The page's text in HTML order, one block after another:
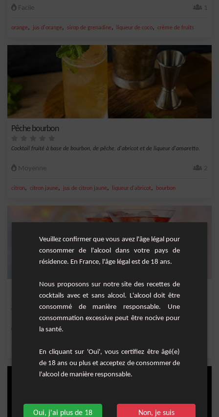
Facile 1
orange, jus d'orange, sirop de grenadine, liqueur de coco, crème de fruits
Pêche bourbon
Cocktail fruité à base de bourbon, de pêche, d'abricot et de liqueur d'amaretto.
Moyenne 2
citron, citron jaune, jus de citron jaune, liqueur d'abricot, bourbon
Porto Daisy
Cocktail fruité à basez de porto blanc, nectar de cranberry et crème de pêche.
nectar de cranberry , crème de pêche , porto blanc, cranberry , peche
Veuillez confirmer que vous avez l'âge légal pour
consommer de l'alcool dans votre pays de
résidence. En France, l'âge légal est de 18 ans.
Nous proposons sur notre site des recettes de
cocktails avec et sans alcool. L'alcool doit être
consommé de manière responsable. Une
consommation excessive peut être nocive pour
la santé.
En cliquant sur 'Oui', vous certifiez être âgé(e)
de 18 ans ou plus et acceptez de consommer de
l'alcool de manière responsable.
Oui, j'ai plus de 18
Non, je suis